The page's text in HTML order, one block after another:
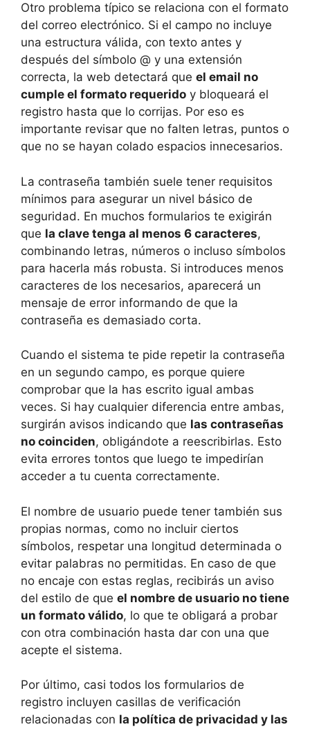
Otro problema típico se relaciona con el formato
del correo electrónico. Si el campo no incluye
una estructura válida, con texto antes y
después del símbolo @ y una extensión
correcta, la web detectará que el email no
cumple el formato requerido y bloqueará el
registro hasta que lo corrijas. Por eso es
importante revisar que no falten letras, puntos o
que no se hayan colado espacios innecesarios.
La contraseña también suele tener requisitos
mínimos para asegurar un nivel básico de
seguridad. En muchos formularios te exigirán
que la clave tenga al menos 6 caracteres,
combinando letras, números o incluso símbolos
para hacerla más robusta. Si introduces menos
caracteres de los necesarios, aparecerá un
mensaje de error informando de que la
contraseña es demasiado corta.
Cuando el sistema te pide repetir la contraseña
en un segundo campo, es porque quiere
comprobar que la has escrito igual ambas
veces. Si hay cualquier diferencia entre ambas,
surgirán avisos indicando que las contraseñas
no coinciden, obligándote a reescribirlas. Esto
evita errores tontos que luego te impedirían
acceder a tu cuenta correctamente.
El nombre de usuario puede tener también sus
propias normas, como no incluir ciertos
símbolos, respetar una longitud determinada o
evitar palabras no permitidas. En caso de que
no encaje con estas reglas, recibirás un aviso
del estilo de que el nombre de usuario no tiene
un formato válido, lo que te obligará a probar
con otra combinación hasta dar con una que
acepte el sistema.
Por último, casi todos los formularios de
registro incluyen casillas de verificación
relacionadas con la política de privacidad y las